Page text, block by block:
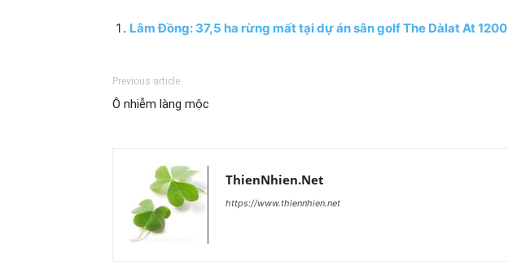
Lâm Đồng: 37,5 ha rừng mất tại dự án sân golf The Dàlat At 1200
Previous article
Ô nhiễm làng mộc
ThienNhien.Net
https://www.thiennhien.net